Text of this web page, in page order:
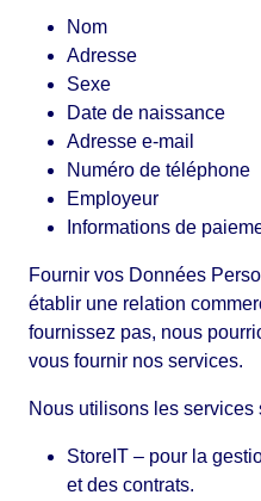
Nom
Adresse
Sexe
Date de naissance
Adresse e-mail
Numéro de téléphone
Employeur
Informations de
Fournir vos Données
établir une relation
fournissez pas, nous
vous fournir nos services.
Nous utilisons les services
StoreIT – pour la
et des contrats.